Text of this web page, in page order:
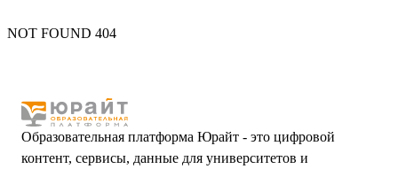
NOT FOUND 404
Образовательная платформа Юрайт - это цифровой
контент, сервисы, данные для университетов и